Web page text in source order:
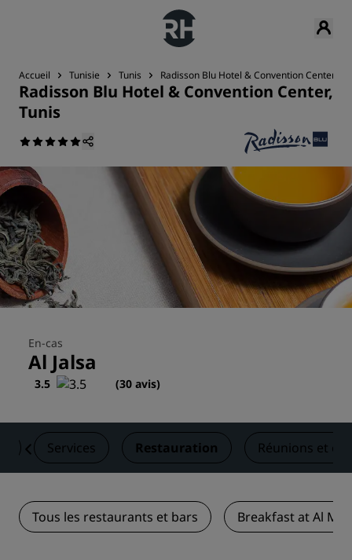
Accueil Tunisie Tunis Radisson Blu Hotel & Convention Center,
Radisson Blu Hotel & Convention Center,
Tunis
En-cas
Al Jalsa
3.5 (30 avis)
Services Restauration Réunions et
Tous les restaurants et bars Breakfast at Al